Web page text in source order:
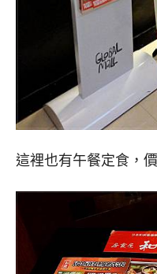
這裡也有午餐定食，